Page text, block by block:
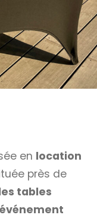
en location
près de
tables